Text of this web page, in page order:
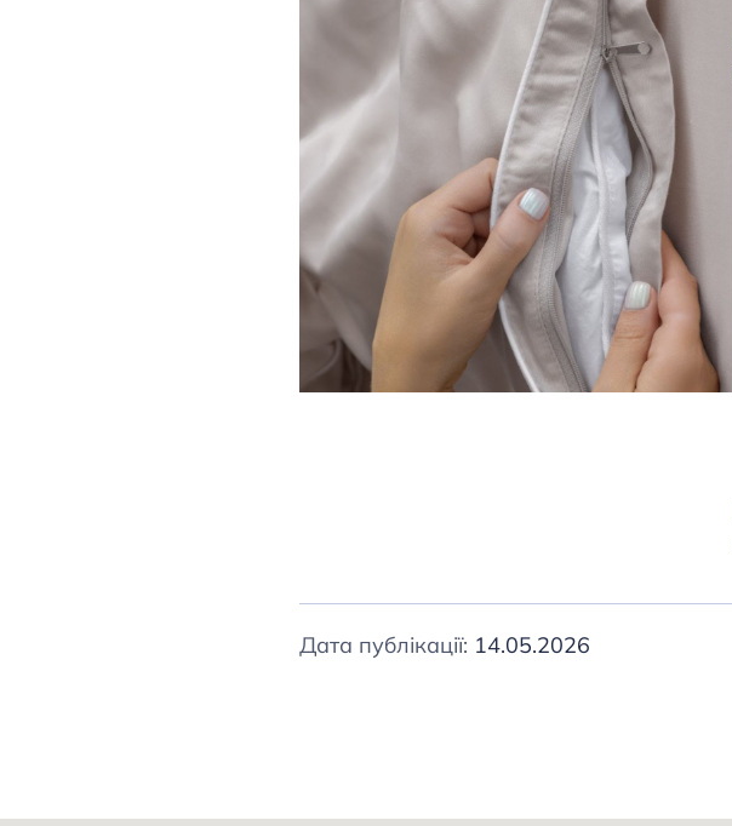
Дата публікації: 14.05.2026